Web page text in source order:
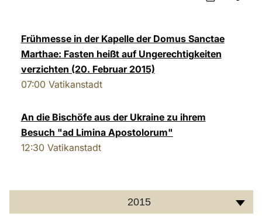
中文
LATINE
Frühmesse in der Kapelle der Domus Sanctae
Marthae: Fasten heißt auf Ungerechtigkeiten
verzichten (20. Februar 2015)
07:00 Vatikanstadt
An die Bischöfe aus der Ukraine zu ihrem
Besuch "ad Limina Apostolorum"
12:30 Vatikanstadt
2015